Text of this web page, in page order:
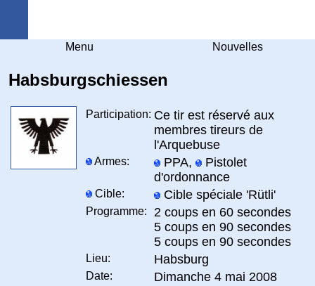
Menu Nouvelles
Habsburgschiessen
Participation: Ce tir est réservé aux
membres tireurs de
l'Arquebuse
Armes: PPA,
Pistolet
d'ordonnance
Cible: Cible spéciale 'Rütli'
Programme:
2 coups en 60 secondes
5 coups en 90 secondes
5 coups en 90 secondes
Lieu: Habsburg
Date: Dimanche 4 mai 2008